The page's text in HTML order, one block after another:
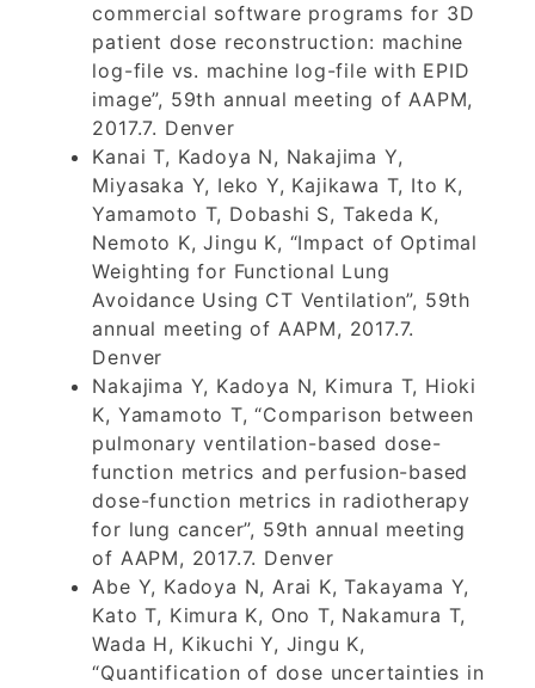
commercial software programs for 3D
patient dose reconstruction: machine
log-file vs. machine log-file with EPID
image”, 59th annual meeting of AAPM,
2017.7. Denver
Kanai T, Kadoya N, Nakajima Y,
Miyasaka Y, Ieko Y, Kajikawa T, Ito K,
Yamamoto T, Dobashi S, Takeda K,
Nemoto K, Jingu K, “Impact of Optimal
Weighting for Functional Lung
Avoidance Using CT Ventilation”, 59th
annual meeting of AAPM, 2017.7.
Denver
Nakajima Y, Kadoya N, Kimura T, Hioki
K, Yamamoto T, “Comparison between
pulmonary ventilation-based dose-
function metrics and perfusion-based
dose-function metrics in radiotherapy
for lung cancer”, 59th annual meeting
of AAPM, 2017.7. Denver
Abe Y, Kadoya N, Arai K, Takayama Y,
Kato T, Kimura K, Ono T, Nakamura T,
Wada H, Kikuchi Y, Jingu K,
“Quantification of dose uncertainties in